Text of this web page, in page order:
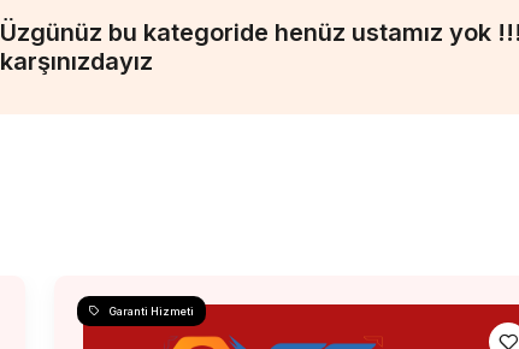
Üzgünüz bu kategoride henüz ustamız yok
karşınızdayız
Garanti Hizmeti